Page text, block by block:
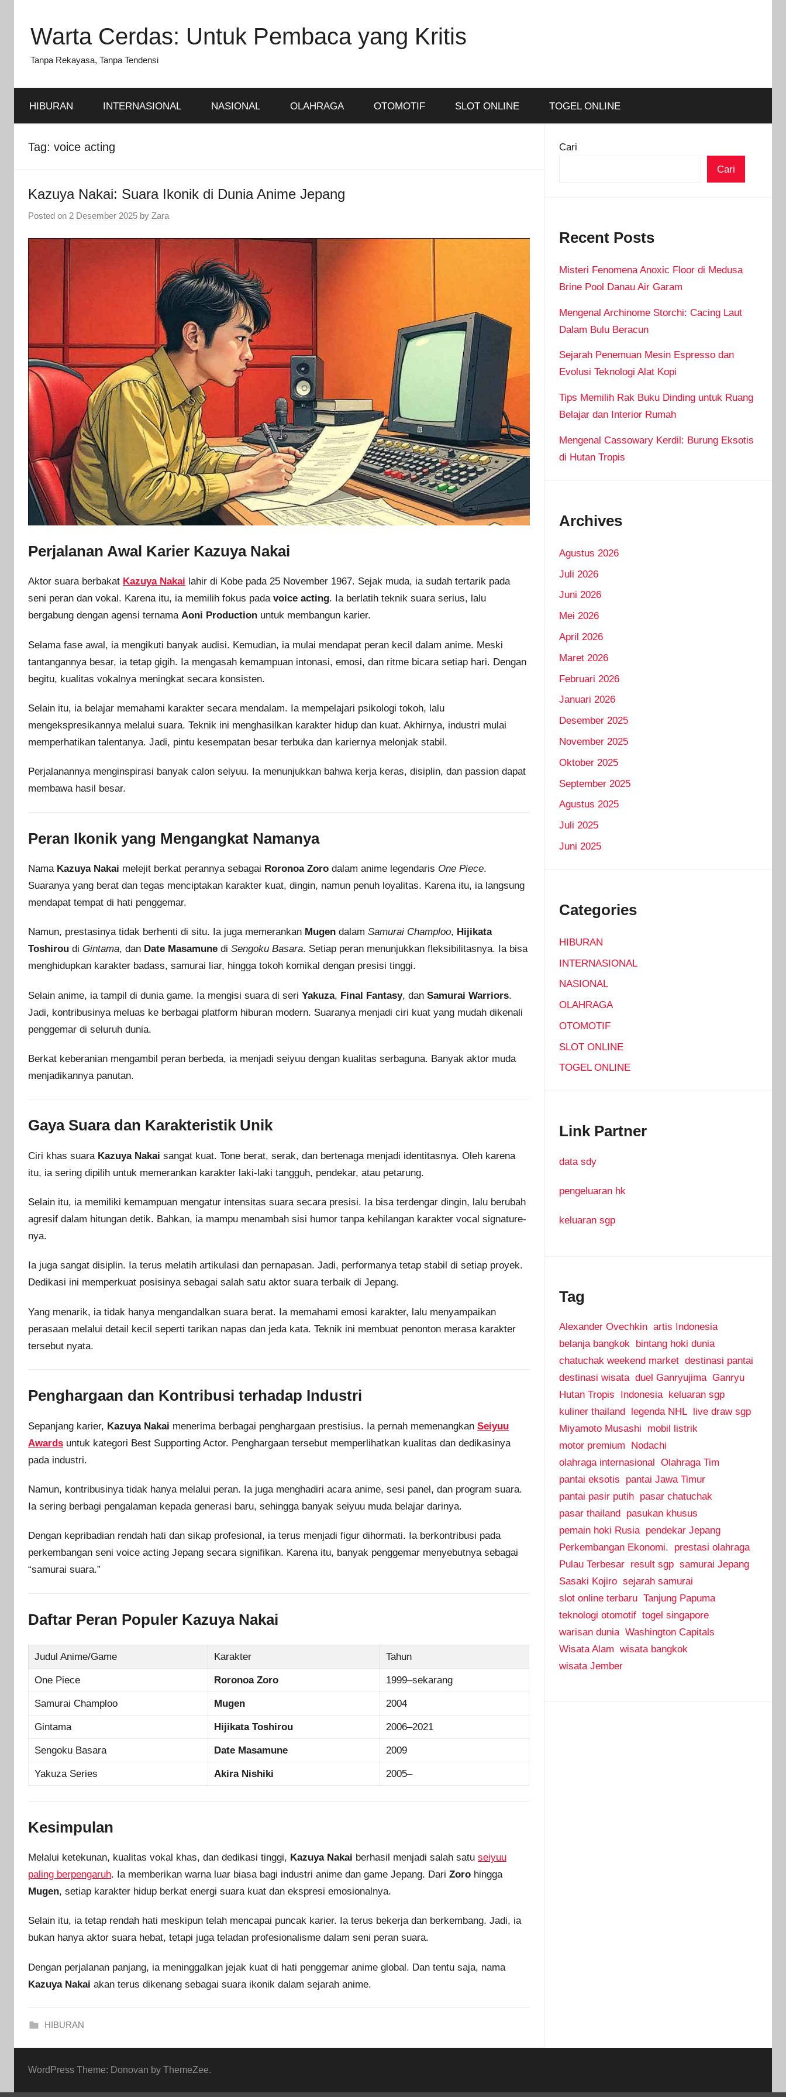
content
Warta Cerdas: Untuk Pembaca yang Kritis
Tanpa Rekayasa, Tanpa Tendensi
HIBURAN INTERNASIONAL NASIONAL OLAHRAGA OTOMOTIF SLOT ONLINE TOGEL ONLINE
Tag: voice acting
Kazuya Nakai: Suara Ikonik di Dunia Anime Jepang
Posted on 2 Desember 2025 by Zara
Perjalanan Awal Karier Kazuya Nakai
Aktor suara berbakat Kazuya Nakai lahir di Kobe pada 25 November 1967. Sejak muda, ia sudah tertarik pada
seni peran dan vokal. Karena itu, ia memilih fokus pada voice acting. Ia berlatih teknik suara serius, lalu
bergabung dengan agensi ternama Aoni Production untuk membangun karier.
Selama fase awal, ia mengikuti banyak audisi. Kemudian, ia mulai mendapat peran kecil dalam anime. Meski
tantangannya besar, ia tetap gigih. Ia mengasah kemampuan intonasi, emosi, dan ritme bicara setiap hari. Dengan
begitu, kualitas vokalnya meningkat secara konsisten.
Selain itu, ia belajar memahami karakter secara mendalam. Ia mempelajari psikologi tokoh, lalu
mengekspresikannya melalui suara. Teknik ini menghasilkan karakter hidup dan kuat. Akhirnya, industri mulai
memperhatikan talentanya. Jadi, pintu kesempatan besar terbuka dan kariernya melonjak stabil.
Perjalanannya menginspirasi banyak calon seiyuu. Ia menunjukkan bahwa kerja keras, disiplin, dan passion dapat
membawa hasil besar.
Peran Ikonik yang Mengangkat Namanya
Nama Kazuya Nakai melejit berkat perannya sebagai Roronoa Zoro dalam anime legendaris One Piece.
Suaranya yang berat dan tegas menciptakan karakter kuat, dingin, namun penuh loyalitas. Karena itu, ia langsung
mendapat tempat di hati penggemar.
Namun, prestasinya tidak berhenti di situ. Ia juga memerankan Mugen dalam Samurai Champloo, Hijikata
Toshirou di Gintama, dan Date Masamune di Sengoku Basara. Setiap peran menunjukkan fleksibilitasnya. Ia bisa
menghidupkan karakter badass, samurai liar, hingga tokoh komikal dengan presisi tinggi.
Selain anime, ia tampil di dunia game. Ia mengisi suara di seri Yakuza, Final Fantasy, dan Samurai Warriors.
Jadi, kontribusinya meluas ke berbagai platform hiburan modern. Suaranya menjadi ciri kuat yang mudah dikenali
penggemar di seluruh dunia.
Berkat keberanian mengambil peran berbeda, ia menjadi seiyuu dengan kualitas serbaguna. Banyak aktor muda
menjadikannya panutan.
Gaya Suara dan Karakteristik Unik
Ciri khas suara Kazuya Nakai sangat kuat. Tone berat, serak, dan bertenaga menjadi identitasnya. Oleh karena
itu, ia sering dipilih untuk memerankan karakter laki-laki tangguh, pendekar, atau petarung.
Selain itu, ia memiliki kemampuan mengatur intensitas suara secara presisi. Ia bisa terdengar dingin, lalu berubah
agresif dalam hitungan detik. Bahkan, ia mampu menambah sisi humor tanpa kehilangan karakter vocal signature-
nya.
Ia juga sangat disiplin. Ia terus melatih artikulasi dan pernapasan. Jadi, performanya tetap stabil di setiap proyek.
Dedikasi ini memperkuat posisinya sebagai salah satu aktor suara terbaik di Jepang.
Yang menarik, ia tidak hanya mengandalkan suara berat. Ia memahami emosi karakter, lalu menyampaikan
perasaan melalui detail kecil seperti tarikan napas dan jeda kata. Teknik ini membuat penonton merasa karakter
tersebut nyata.
Penghargaan dan Kontribusi terhadap Industri
Sepanjang karier, Kazuya Nakai menerima berbagai penghargaan prestisius. Ia pernah memenangkan Seiyuu
Awards untuk kategori Best Supporting Actor. Penghargaan tersebut memperlihatkan kualitas dan dedikasinya
pada industri.
Namun, kontribusinya tidak hanya melalui peran. Ia juga menghadiri acara anime, sesi panel, dan program suara.
Ia sering berbagi pengalaman kepada generasi baru, sehingga banyak seiyuu muda belajar darinya.
Dengan kepribadian rendah hati dan sikap profesional, ia terus menjadi figur dihormati. Ia berkontribusi pada
perkembangan seni voice acting Jepang secara signifikan. Karena itu, banyak penggemar menyebutnya sebagai
“samurai suara.”
Daftar Peran Populer Kazuya Nakai
Judul Anime/Game Karakter Tahun
One Piece Roronoa Zoro 1999–sekarang
Samurai Champloo Mugen 2004
Gintama Hijikata Toshirou 2006–2021
Sengoku Basara Date Masamune 2009
Yakuza Series Akira Nishiki 2005–
Kesimpulan
Melalui ketekunan, kualitas vokal khas, dan dedikasi tinggi, Kazuya Nakai berhasil menjadi salah satu seiyuu
paling berpengaruh. Ia memberikan warna luar biasa bagi industri anime dan game Jepang. Dari Zoro hingga
Mugen, setiap karakter hidup berkat energi suara kuat dan ekspresi emosionalnya.
Selain itu, ia tetap rendah hati meskipun telah mencapai puncak karier. Ia terus bekerja dan berkembang. Jadi, ia
bukan hanya aktor suara hebat, tetapi juga teladan profesionalisme dalam seni peran suara.
Dengan perjalanan panjang, ia meninggalkan jejak kuat di hati penggemar anime global. Dan tentu saja, nama
Kazuya Nakai akan terus dikenang sebagai suara ikonik dalam sejarah anime.
HIBURAN
Cari
Cari
Recent Posts
Misteri Fenomena Anoxic Floor di Medusa
Brine Pool Danau Air Garam
Mengenal Archinome Storchi: Cacing Laut
Dalam Bulu Beracun
Sejarah Penemuan Mesin Espresso dan
Evolusi Teknologi Alat Kopi
Tips Memilih Rak Buku Dinding untuk Ruang
Belajar dan Interior Rumah
Mengenal Cassowary Kerdil: Burung Eksotis
di Hutan Tropis
Archives
Agustus 2026
Juli 2026
Juni 2026
Mei 2026
April 2026
Maret 2026
Februari 2026
Januari 2026
Desember 2025
November 2025
Oktober 2025
September 2025
Agustus 2025
Juli 2025
Juni 2025
Categories
HIBURAN
INTERNASIONAL
NASIONAL
OLAHRAGA
OTOMOTIF
SLOT ONLINE
TOGEL ONLINE
Link Partner
data sdy
pengeluaran hk
keluaran sgp
Tag
Alexander Ovechkin artis Indonesia
belanja bangkok
bintang hoki dunia
chatuchak weekend market destinasi pantai
destinasi wisata duel Ganryujima Ganryu
Hutan Tropis
Indonesia
keluaran sgp
kuliner thailand
legenda NHL
live draw sgp
Miyamoto Musashi
mobil listrik
motor premium
Nodachi
olahraga internasional
Olahraga Tim
pantai eksotis
pantai Jawa Timur
pantai pasir putih pasar chatuchak
pasar thailand
pasukan khusus
pemain hoki Rusia pendekar Jepang
Perkembangan Ekonomi.
prestasi olahraga
Pulau Terbesar result sgp samurai Jepang
Sasaki Kojiro sejarah samurai
slot online terbaru Tanjung Papuma
teknologi otomotif togel singapore
warisan dunia Washington Capitals
Wisata Alam wisata bangkok
wisata Jember
WordPress Theme: Donovan by ThemeZee.